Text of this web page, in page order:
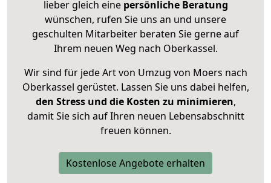
lieber gleich eine persönliche Beratung
wünschen, rufen Sie uns an und unsere
geschulten Mitarbeiter beraten Sie gerne auf
Ihrem neuen Weg nach Oberkassel.
Wir sind für jede Art von Umzug von Moers nach
Oberkassel gerüstet. Lassen Sie uns dabei helfen,
den Stress und die Kosten zu minimieren,
damit Sie sich auf Ihren neuen Lebensabschnitt
freuen können.
Kostenlose Angebote erhalten